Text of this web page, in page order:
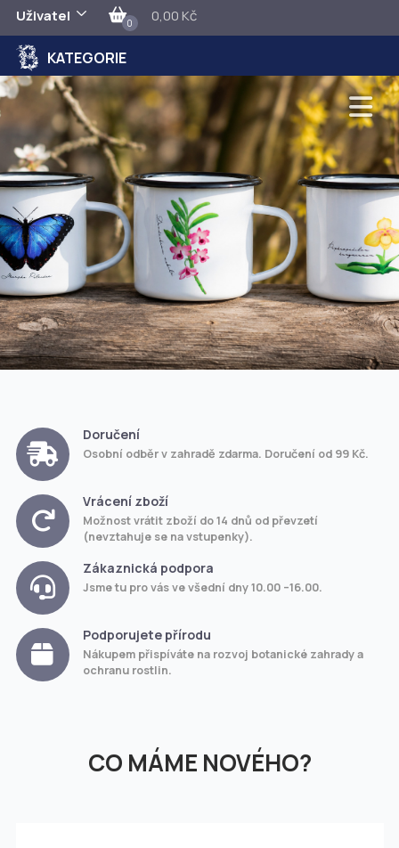
Uživatel 0 0,00 Kč
KATEGORIE
Doručení
Osobní odběr v zahradě zdarma. Doručení od 99 Kč.
Vrácení zboží
Možnost vrátit zboží do 14 dnů od převzetí
(nevztahuje se na vstupenky).
Zákaznická podpora
Jsme tu pro vás ve všední dny 10.00 –16.00.
Podporujete přírodu
Nákupem přispíváte na rozvoj botanické zahrady a
ochranu rostlin.
CO MÁME NOVÉHO?